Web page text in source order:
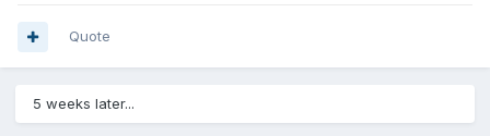
Quote
5 weeks later...